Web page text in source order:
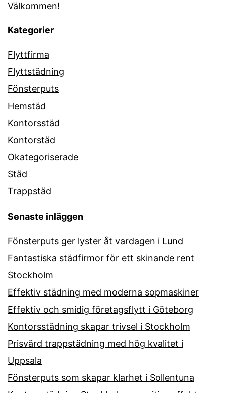
Välkommen!
Kategorier
Flyttfirma
Flyttstädning
Fönsterputs
Hemstäd
Kontorsstäd
Kontorstäd
Okategoriserade
Städ
Trappstäd
Senaste inläggen
Fönsterputs ger lyster åt vardagen i Lund
Fantastiska städfirmor för ett skinande rent
Stockholm
Effektiv städning med moderna sopmaskiner
Effektiv och smidig företagsflytt i Göteborg
Kontorsstädning skapar trivsel i Stockholm
Prisvärd trappstädning med hög kvalitet i
Uppsala
Fönsterputs som skapar klarhet i Sollentuna